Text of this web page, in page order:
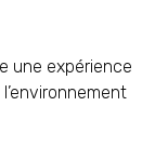
une expérience